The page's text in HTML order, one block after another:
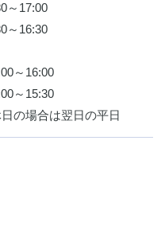
～17:00
～16:30
～16:00
～15:30
の場合は翌日の平日